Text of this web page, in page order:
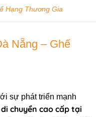
Hạng Thương Gia
Nẵng – Ghế
sự phát triển mạnh
di chuyển cao cấp tại